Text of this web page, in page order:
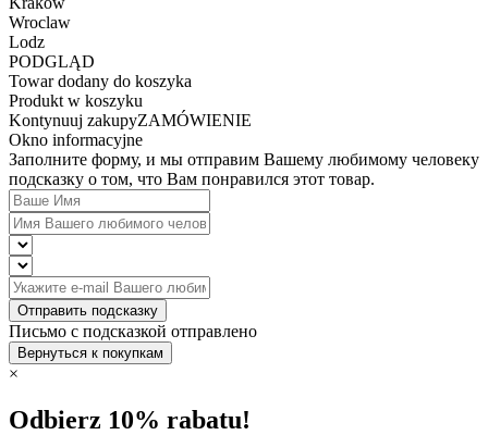
Wroclaw
Lodz
PODGLĄD
Towar dodany do koszyka
Produkt w koszyku
Kontynuuj zakupyZAMÓWIENIE
Okno informacyjne
Заполните форму, и мы отправим Вашему любимому человеку
подсказку о том, что Вам понравился этот товар.
Отправить подсказку
Письмо с подсказкой отправлено
Вернуться к покупкам
×
Odbierz 10% rabatu!